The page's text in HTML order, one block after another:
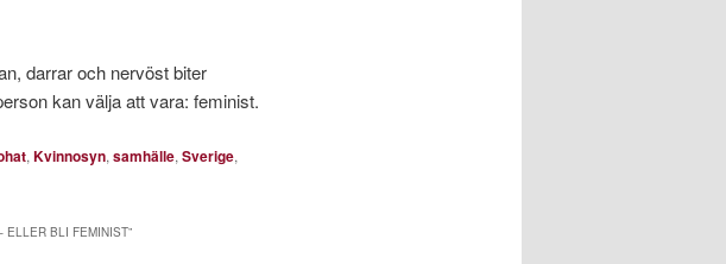
darrar och nervöst biter
kan välja att vara: feminist.
, Kvinnosyn, samhälle, Sverige,
ELLER BLI FEMINIST”